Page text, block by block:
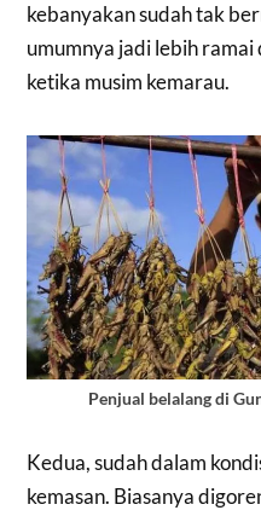
kebanyakan sudah tak
umumnya jadi lebih
ketika musim kemarau.
Penjual belalang di
Kedua, sudah dalam
kemasan. Biasanya